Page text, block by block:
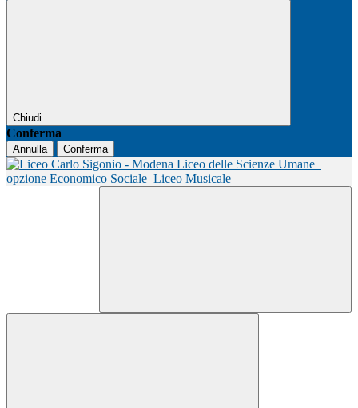
Chiudi
Conferma
Annulla Conferma
Liceo delle Scienze Umane
opzione Economico Sociale Liceo Musicale